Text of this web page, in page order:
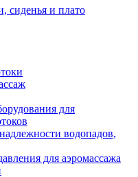
сиденья и плато
для
водопадов,
для аэромассажа